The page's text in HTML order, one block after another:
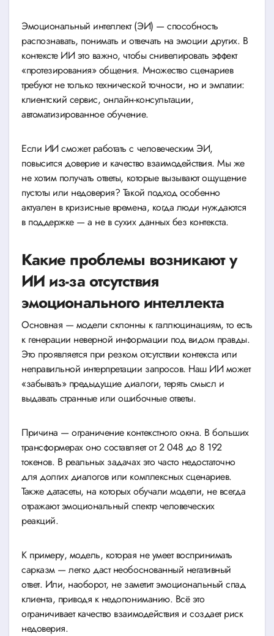
Эмоциональный интеллект (ЭИ) — способность
распознавать, понимать и отвечать на эмоции других. В
контексте ИИ это важно, чтобы снивелировать эффект
«протезирования» общения. Множество сценариев
требуют не только технической точности, но и эмпатии:
клиентский сервис, онлайн-консультации,
автоматизированное обучение.
Если ИИ сможет работать с человеческим ЭИ,
повысится доверие и качество взаимодействия. Мы же
не хотим получать ответы, которые вызывают ощущение
пустоты или недоверия? Такой подход особенно
актуален в кризисные времена, когда люди нуждаются
в поддержке — а не в сухих данных без контекста.
Какие проблемы возникают у
ИИ из-за отсутствия
эмоционального интеллекта
Основная — модели склонны к галлюцинациям, то есть
к генерации неверной информации под видом правды.
Это проявляется при резком отсутствии контекста или
неправильной интерпретации запросов. Наш ИИ может
«забывать» предыдущие диалоги, терять смысл и
выдавать странные или ошибочные ответы.
Причина — ограничение контекстного окна. В больших
трансформерах оно составляет от 2 048 до 8 192
токенов. В реальных задачах это часто недостаточно
для долгих диалогов или комплексных сценариев.
Также датасеты, на которых обучали модели, не всегда
отражают эмоциональный спектр человеческих
реакций.
К примеру, модель, которая не умеет воспринимать
сарказм — легко даст необоснованный негативный
ответ. Или, наоборот, не заметит эмоциональный спад
клиента, приводя к недопониманию. Всё это
ограничивает качество взаимодействия и создает риск
недоверия.